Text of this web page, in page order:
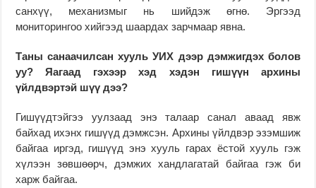
санхүү, механизмыг нь шийдэж өгнө. Эргээд
мониторингоо хийгээд шаардах зарчмаар явна.
Таны санаачилсан хууль УИХ дээр дэмжигдэх болов
уу? Яагаад гэхээр хэд хэдэн гишүүн архины
үйлдвэртэй шүү дээ?
Гишүүдтэйгээ уулзаад энэ талаар санал аваад явж
байхад ихэнх гишүүд дэмжсэн. Архины үйлдвэр эзэмшиж
байгаа иргэд, гишүүд энэ хууль гарах ёстой хууль гэж
хүлээн зөвшөөрч, дэмжих хандлагатай байгаа гэж би
харж байгаа.